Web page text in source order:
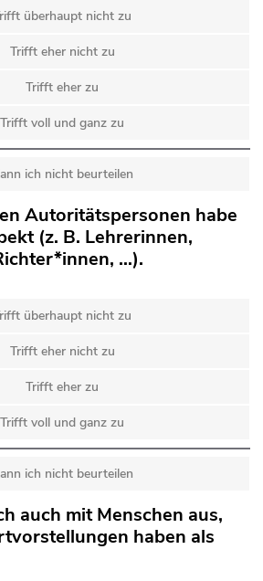
überhaupt nicht zu
Trifft eher nicht zu
Trifft eher zu
Trifft voll und ganz zu
ich nicht beurteilen
Autoritätspersonen habe
(z. B. Lehrerinnen,
…).
überhaupt nicht zu
Trifft eher nicht zu
Trifft eher zu
Trifft voll und ganz zu
ich nicht beurteilen
auch mit Menschen aus,
haben als